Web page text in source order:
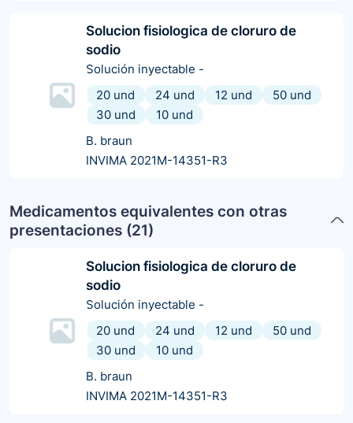
Solucion fisiologica de cloruro de
sodio
Solución inyectable -
20 und
24 und 12 und
50 und
30 und
10 und
B. braun
INVIMA 2021M-14351-R3
Medicamentos equivalentes con otras
presentaciones (21)
Solucion fisiologica de cloruro de
sodio
Solución inyectable -
20 und
24 und 12 und
50 und
30 und
10 und
B. braun
INVIMA 2021M-14351-R3